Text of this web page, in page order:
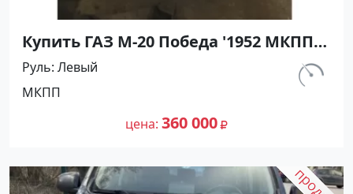
Купить ГАЗ М-20 Победа '1952 МКПП
(2100/52 л.с.) Бензин карбюратор
Горячий Ключ цвет Зелёный Хетчбэк
по цене 360000 рублей, объявление
№27461 на сайте Авторынок23
км.
Руль Левый
МКПП
цена 360 000